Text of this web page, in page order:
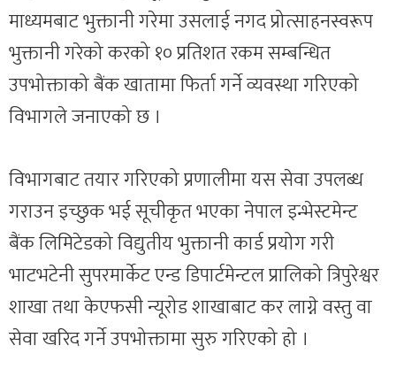
माध्यमबाट भुक्तानी गरेमा उसलाई नगद प्रोत्साहनस्वरूप
भुक्तानी गरेको करको १० प्रतिशत रकम सम्बन्धित
उपभोक्ताको बैंक खातामा फिर्ता गर्ने व्यवस्था गरिएको
विभागले जनाएको छ ।
विभागबाट तयार गरिएको प्रणालीमा यस सेवा उपलब्ध
गराउन इच्छुक भई सूचीकृत भएका नेपाल इन्भेस्टमेन्ट
बैंक लिमिटेडको विद्युतीय भुक्तानी कार्ड प्रयोग गरी
भाटभटेनी सुपरमार्केट एन्ड डिपार्टमेन्टल प्रालिको त्रिपुरेश्वर
शाखा तथा केएफसी न्यूरोड शाखाबाट कर लाग्ने वस्तु वा
सेवा खरिद गर्ने उपभोक्तामा सुरु गरिएको हो ।